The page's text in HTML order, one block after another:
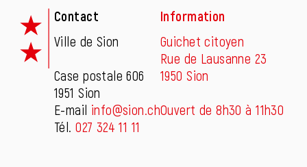
Contact
Ville de Sion
Case postale 606
1951 Sion
E-mail info@sion.ch
Tél.027 324 11 11
Information
Guichet citoyen
Rue de Lausanne 23
1950 Sion
Ouvert de 8h30 à 11h30